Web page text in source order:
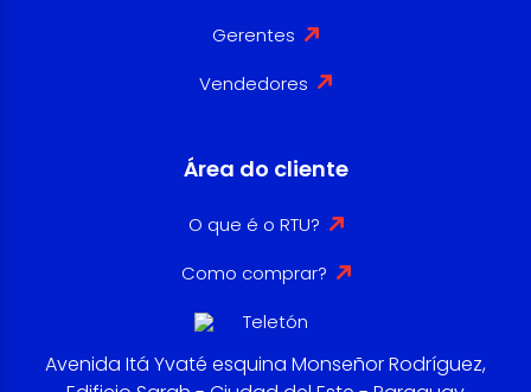
Gerentes
Vendedores
Área do cliente
O que é o RTU?
Como comprar?
Avenida Itá Yvaté esquina Monseñor Rodríguez,